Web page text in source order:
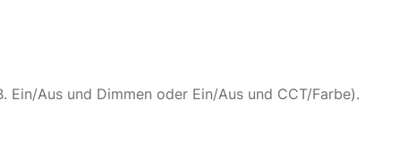
Aus und Dimmen oder Ein/Aus und CCT/Farbe).